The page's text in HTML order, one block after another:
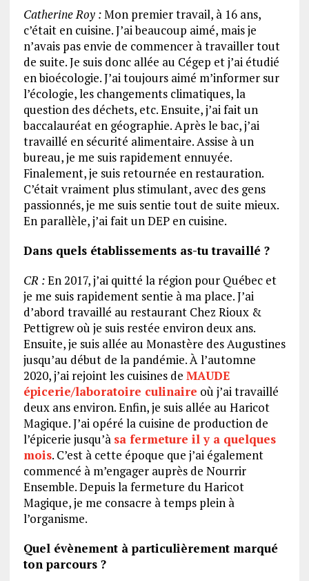
Catherine Roy :Mon premier travail, à 16 ans,
c’était en cuisine. J’ai beaucoup aimé, mais je
n’avais pas envie de commencer à travailler tout
de suite. Je suis donc allée au Cégep et j’ai étudié
en bioécologie. J’ai toujours aimé m’informer sur
l’écologie, les changements climatiques, la
question des déchets, etc. Ensuite, j’ai fait un
baccalauréat en géographie. Après le bac, j’ai
travaillé en sécurité alimentaire. Assise à un
bureau, je me suis rapidement ennuyée.
Finalement, je suis retournée en restauration.
C’était vraiment plus stimulant, avec des gens
passionnés, je me suis sentie tout de suite mieux.
En parallèle, j’ai fait un DEP en cuisine.
Dans quels établissements as-tu travaillé ?
CR :En 2017, j’ai quitté la région pour Québec et
je me suis rapidement sentie à ma place. J’ai
d’abord travaillé au restaurant Chez Rioux &
Pettigrew où je suis restée environ deux ans.
Ensuite, je suis allée au Monastère des Augustines
jusqu’au début de la pandémie. À l’automne
2020, j’ai rejoint les cuisines de MAUDE
épicerie/laboratoire culinaire où j’ai travaillé
deux ans environ. Enfin, je suis allée au Haricot
Magique. J’ai opéré la cuisine de production de
l’épicerie jusqu’à sa fermeture il y a quelques
mois. C’est à cette époque que j’ai également
commencé à m’engager auprès de Nourrir
Ensemble. Depuis la fermeture du Haricot
Magique, je me consacre à temps plein à
l’organisme.
Quel évènement à particulièrement marqué
ton parcours ?